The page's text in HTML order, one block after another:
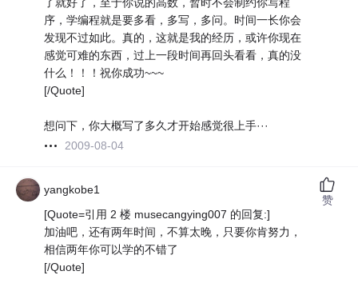
了就好了，至于你说的高数，暂时不会制约你写程
序，学编程就是要多看，多写，多问。时间一长你会
发现不过如此。真的，这就是我的经历，或许你现在
感觉可难的东西，过上一段时间再回头看看，真的没
什么！！！祝你成功~~~
[/Quote]
想问下，你大概写了多久才开始感觉很上手···
2009-08-04
yangkobe1
[Quote=引用 2 楼 musecangying007 的回复:]
加油吧，还有两年时间，不算太晚，只要你肯努力，
相信两年你可以学的不错了
[/Quote]
赞